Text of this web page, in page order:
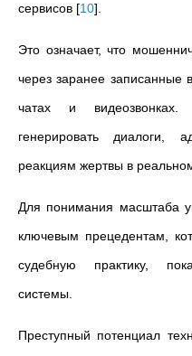
сервисов [10]
Это означает, что
через заранее записанные
чатах и видеозвонках.
генерировать диалоги,
реакциям жертвы в
Для понимания масштаба
ключевым прецедентам,
судебную практику,
системы.
Преступный потенциал